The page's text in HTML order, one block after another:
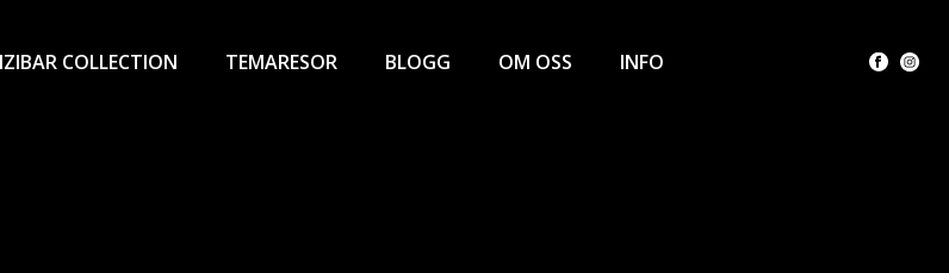
COLLECTION TEMARESOR BLOGG OM OSS INFO